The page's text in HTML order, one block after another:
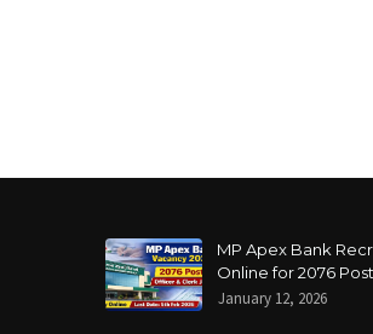
MP Apex Bank
Online for 2076
January 12, 2026